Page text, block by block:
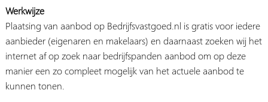
Werkwijze
Plaatsing van aanbod op Bedrijfsvastgoed.nl is gratis voor iedere
aanbieder (eigenaren en makelaars) en daarnaast zoeken wij het
internet af op zoek naar bedrijfspanden aanbod om op deze
manier een zo compleet mogelijk van het actuele aanbod te
kunnen tonen.